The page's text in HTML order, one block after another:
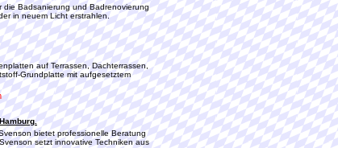
die Badsanierung und Badrenovierung
in neuem Licht erstrahlen.
auf Terrassen, Dachterrassen,
Grundplatte mit aufgesetztem
bietet professionelle Beratung
setzt innovative Techniken aus